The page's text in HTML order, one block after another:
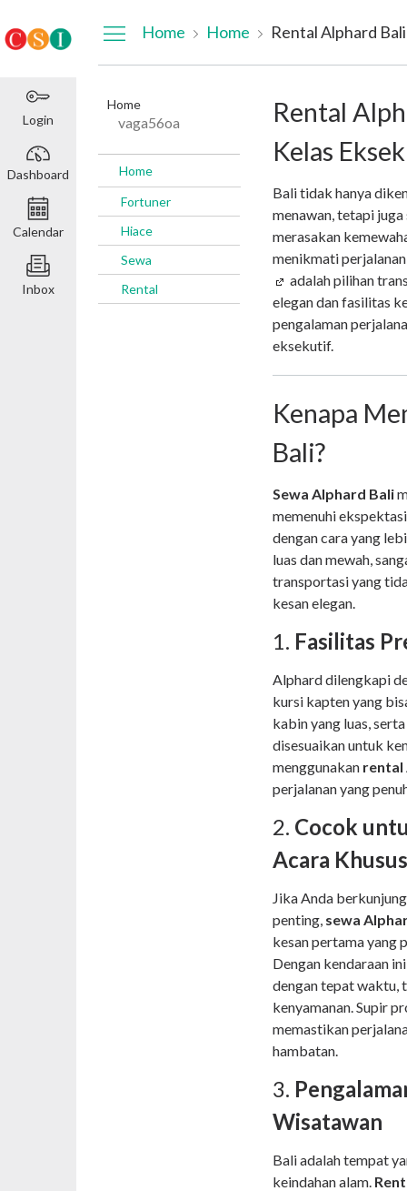
Login
Dashboard
Calendar
Inbox
Home Home Rental Alphard
Home
vaga56oa
Home
Fortuner
Hiace
Sewa
Rental
Rental
Kelas
Bali tidak hanya
menawan, tetapi
merasakan
menikmati
adalah pilihan
elegan dan fasilitas
pengalaman
eksekutif.
Kenapa
Bali?
Sewa Alphard Bali
memenuhi
dengan cara yang
luas dan mewah,
transportasi yang
kesan elegan.
1. Fasilitas
Alphard dilengkapi
kursi kapten yang
kabin yang luas,
disesuaikan untuk
menggunakan rental
perjalanan yang
2. Cocok
Acara Khusus
Jika Anda
penting, sewa
kesan pertama yang
Dengan kendaraan
dengan tepat waktu,
kenyamanan. Supir
memastikan
hambatan.
3.
Wisatawan
Bali adalah tempat
keindahan alam.